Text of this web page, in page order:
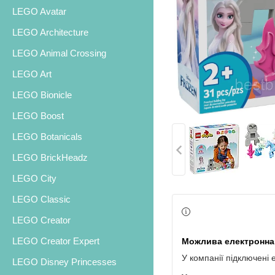
LEGO Avatar
LEGO Architecture
LEGO Animal Crossing
LEGO Art
LEGO Bionicle
LEGO Boost
LEGO Botanicals
LEGO BrickHeadz
LEGO City
LEGO Classic
LEGO Creator
LEGO Creator Expert
LEGO Disney Princesses
У компанії